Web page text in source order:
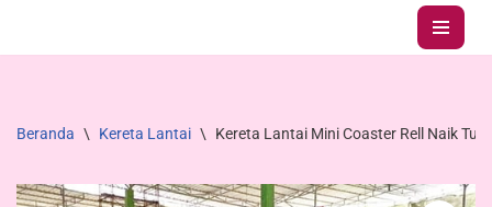
Lompat
Beranda \ Kereta Lantai \ Kereta Lantai Mini Coaster Rell Naik